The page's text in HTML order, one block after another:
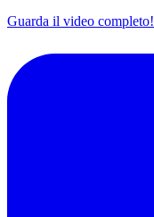
Guarda il video completo!